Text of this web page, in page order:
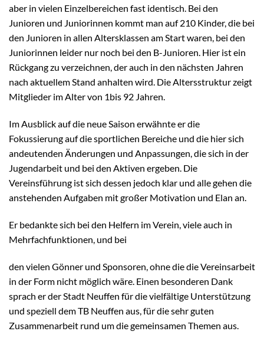
aber in vielen Einzelbereichen fast identisch. Bei den
Junioren und Juniorinnen kommt man auf 210 Kinder, die bei
den Junioren in allen Altersklassen am Start waren, bei den
Juniorinnen leider nur noch bei den B-Junioren. Hier ist ein
Rückgang zu verzeichnen, der auch in den nächsten Jahren
nach aktuellem Stand anhalten wird. Die Altersstruktur zeigt
Mitglieder im Alter von 1bis 92 Jahren.
Im Ausblick auf die neue Saison erwähnte er die
Fokussierung auf die sportlichen Bereiche und die hier sich
andeutenden Änderungen und Anpassungen, die sich in der
Jugendarbeit und bei den Aktiven ergeben. Die
Vereinsführung ist sich dessen jedoch klar und alle gehen die
anstehenden Aufgaben mit großer Motivation und Elan an.
Er bedankte sich bei den Helfern im Verein, viele auch in
Mehrfachfunktionen, und bei
den vielen Gönner und Sponsoren, ohne die die Vereinsarbeit
in der Form nicht möglich wäre. Einen besonderen Dank
sprach er der Stadt Neuffen für die vielfältige Unterstützung
und speziell dem TB Neuffen aus, für die sehr guten
Zusammenarbeit rund um die gemeinsamen Themen aus.